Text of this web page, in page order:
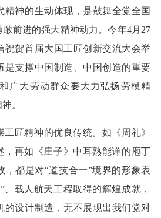
精神的生动体现，是鼓舞全党全国
前进的强大精神动力。今年4月27
祝贺首届大国工匠创新交流大会举
是支撑中国制造、中国创造的重要
广大劳动群众要大力弘扬劳模精
。
匠精神的优良传统。如《周礼》
，再如《庄子》中耳熟能详的庖丁
，都是对“道技合一”境界的形象表
、载人航天工程取得的辉煌成就，
的设计制造，无不展现出我们党对